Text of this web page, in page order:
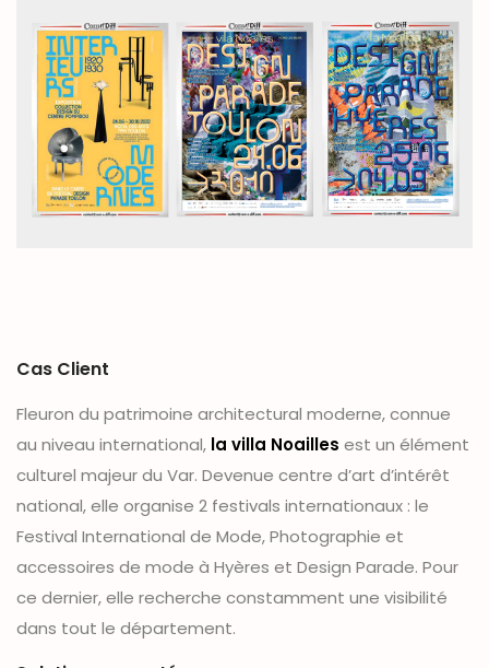
Cas Client
Fleuron du patrimoine architectural moderne, connue
au niveau international, la villa Noailles est un élément
culturel majeur du Var. Devenue centre d’art d’intérêt
national, elle organise 2 festivals internationaux : le
Festival International de Mode, Photographie et
accessoires de mode à Hyères et Design Parade. Pour
ce dernier, elle recherche constamment une visibilité
dans tout le département.